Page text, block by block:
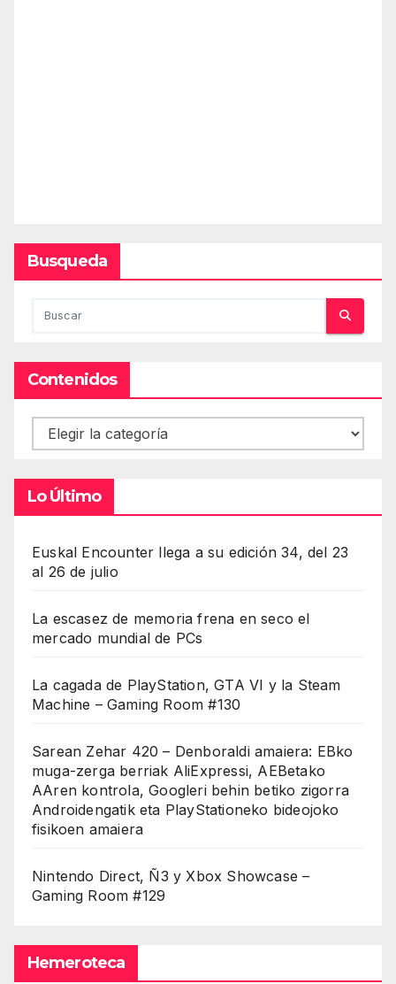
Busqueda
Contenidos
Contenidos
Lo Último
Euskal Encounter llega a su edición 34, del 23
al 26 de julio
La escasez de memoria frena en seco el
mercado mundial de PCs
La cagada de PlayStation, GTA VI y la Steam
Machine – Gaming Room #130
Sarean Zehar 420 – Denboraldi amaiera: EBko
muga-zerga berriak AliExpressi, AEBetako
AAren kontrola, Googleri behin betiko zigorra
Androidengatik eta PlayStationeko bideojoko
fisikoen amaiera
Nintendo Direct, Ñ3 y Xbox Showcase –
Gaming Room #129
Hemeroteca